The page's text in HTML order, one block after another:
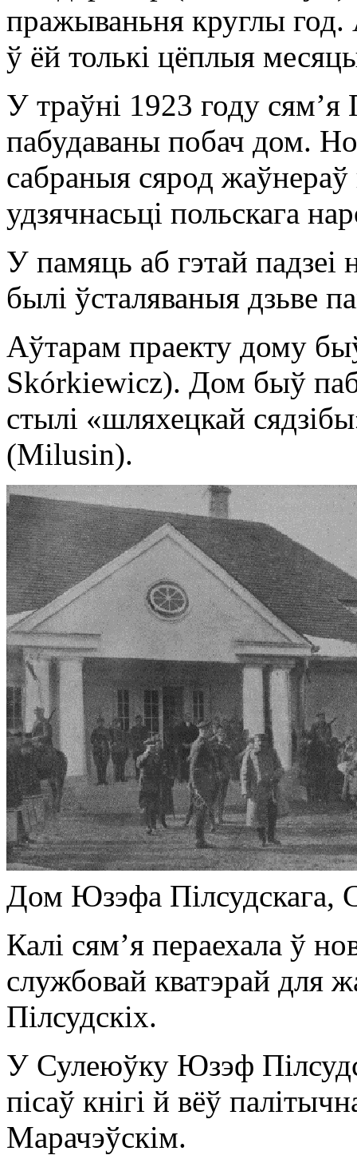
пражываньня круглы год.
ў ёй толькі цёплыя
У траўні 1923 году сям’я
пабудаваны побач дом.
сабраныя сярод
удзячнасьці польскага
У памяць аб гэтай падзеі
былі ўсталяваныя дзьве
Аўтарам праекту дому
Skórkiewicz). Дом быў
стылі «шляхецкай
(Milusin).
Дом Юзэфа Пілсудскага,
Калі сямʼя пераехала ў
службовай кватэрай для
Пілсудскіх.
У Сулеюўку Юзэф
пісаў кнігі й вёў
Марачэўскім.